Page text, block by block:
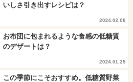
いしさ引き出すレシピは？
2024.02.08
お布団に包まれるような食感の低糖質
のデザートは？
2024.01.25
この季節にこそおすすめ。低糖質野菜